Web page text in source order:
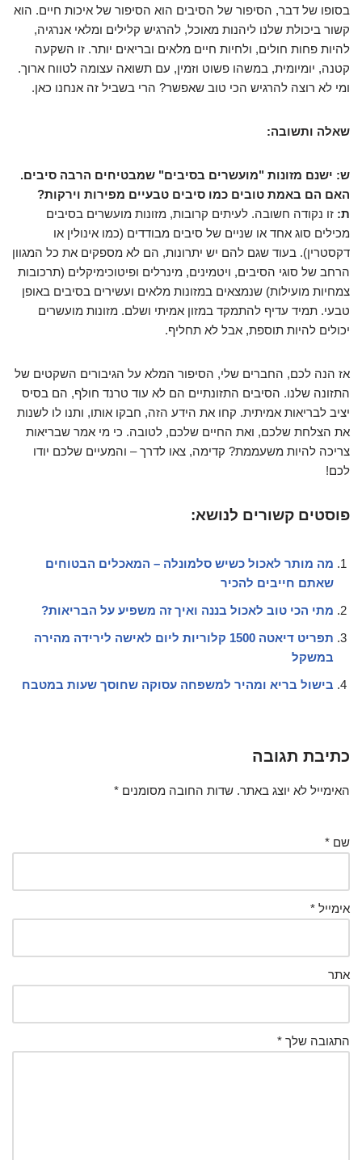
בסופו של דבר, הסיפור של הסיבים הוא הסיפור של איכות חיים. הוא
קשור ביכולת שלנו ליהנות מאוכל, להרגיש קלילים ומלאי אנרגיה,
להיות פחות חולים, ולחיות חיים מלאים ובריאים יותר. זו השקעה
קטנה, יומיומית, במשהו פשוט וזמין, עם תשואה עצומה לטווח ארוך.
ומי לא רוצה להרגיש הכי טוב שאפשר? הרי בשביל זה אנחנו כאן.
שאלה ותשובה:
ש: ישנם מזונות "מועשרים בסיבים" שמבטיחים הרבה סיבים.
האם הם באמת טובים כמו סיבים טבעיים מפירות וירקות?
ת: זו נקודה חשובה. לעיתים קרובות, מזונות מועשרים בסיבים
מכילים סוג אחד או שניים של סיבים מבודדים (כמו אינולין או
דקסטרין). בעוד שגם להם יש יתרונות, הם לא מספקים את כל המגוון
הרחב של סוגי הסיבים, ויטמינים, מינרלים ופיטוכימיקלים (תרכובות
צמחיות מועילות) שנמצאים במזונות מלאים ועשירים בסיבים באופן
טבעי. תמיד עדיף להתמקד במזון אמיתי ושלם. מזונות מועשרים
יכולים להיות תוספת, אבל לא תחליף.
אז הנה לכם, החברים שלי, הסיפור המלא על הגיבורים השקטים של
התזונה שלנו. הסיבים התזונתיים הם לא עוד טרנד חולף, הם בסיס
יציב לבריאות אמיתית. קחו את הידע הזה, חבקו אותו, ותנו לו לשנות
את הצלחת שלכם, ואת החיים שלכם, לטובה. כי מי אמר שבריאות
צריכה להיות משעממת? קדימה, צאו לדרך – והמעיים שלכם יודו
לכם!
פוסטים קשורים לנושא:
מה מותר לאכול כשיש סלמונלה – המאכלים הבטוחים
שאתם חייבים להכיר
מתי הכי טוב לאכול בננה ואיך זה משפיע על הבריאות?
תפריט דיאטה 1500 קלוריות ליום לאישה לירידה מהירה
במשקל
בישול בריא ומהיר למשפחה עסוקה שחוסך שעות במטבח
כתיבת תגובה
האימייל לא יוצג באתר. שדות החובה מסומנים *
שם *
אימייל *
אתר
התגובה שלך *